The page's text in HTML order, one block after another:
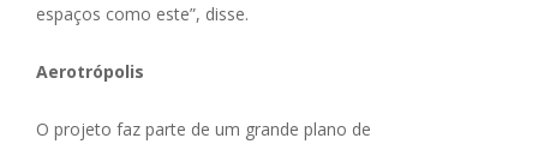
espaços como este”, disse.
Aerotrópolis
O projeto faz parte de um grande plano de